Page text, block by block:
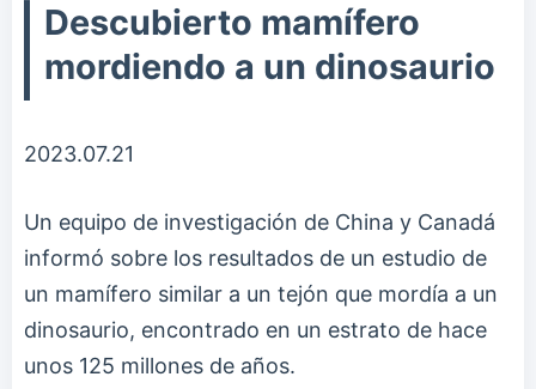
Descubierto mamífero
mordiendo a un dinosaurio
2023.07.21
Un equipo de investigación de China y Canadá
informó sobre los resultados de un estudio de
un mamífero similar a un tejón que mordía a un
dinosaurio, encontrado en un estrato de hace
unos 125 millones de años.